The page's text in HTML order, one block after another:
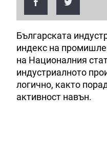
Българската
индекс на
на Националния
индустриалното
логично, както
активност навън.